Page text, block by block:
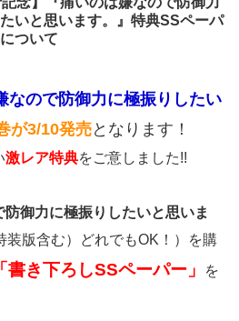
いと思います。』特典SSペーパ
ついて
なので防御力に極振りしたい
が3/10発売となります！
激レア特典をご意しました!!
御力に極振りしたいと思いま
装版含む）どれでもOK！）を購
「書き下ろしSSペーパー」
を